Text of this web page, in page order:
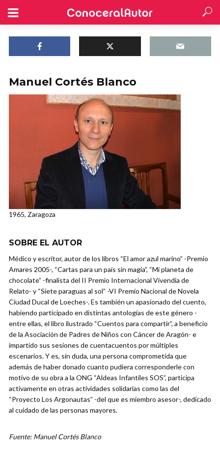
Manuel Cortés Blanco
1965, Zaragoza
SOBRE EL AUTOR
Médico y escritor, autor de los libros “El amor azul marino” -Premio
Amares 2005-, “Cartas para un país sin magia”, “Mi planeta de
chocolate” -finalista del II Premio Internacional Vivendia de
Relato- y “Siete paraguas al sol” -VI Premio Nacional de Novela
Ciudad Ducal de Loeches-. Es también un apasionado del cuento,
habiendo participado en distintas antologías de este género -
entre ellas, el libro ilustrado “Cuentos para compartir”, a beneficio
de la Asociación de Padres de Niños con Cáncer de Aragón- e
impartido sus sesiones de cuentacuentos por múltiples
escenarios. Y es, sin duda, una persona comprometida que
además de haber donado cuanto pudiera corresponderle con
motivo de su obra a la ONG “Aldeas Infantiles SOS”, participa
activamente en otras actividades solidarias como las del
“Proyecto Los Argonautas” -del que es miembro asesor-, dedicado
al cuidado de las personas mayores.
Fuente: Manuel Cortés Blanco